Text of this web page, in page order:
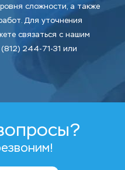
сложности, а также
Для уточнения
связаться с нашим
244-71-31 или